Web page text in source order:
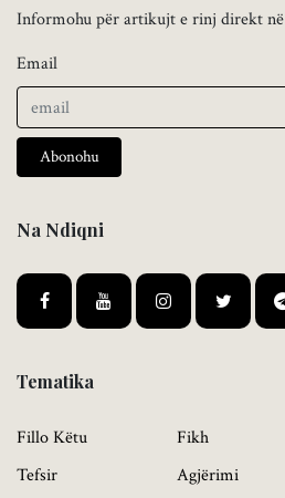
Informohu për artikujt e rinj direkt
Email
Abonohu
Na Ndiqni
Tematika
Fillo Këtu
Tefsir
Fikh
Agjërimi